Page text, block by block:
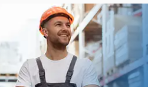
Case Ih Cs 110
Case Ih Cs 86